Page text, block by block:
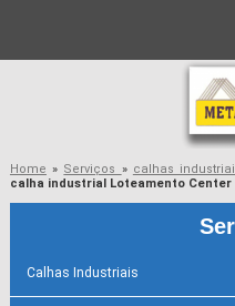
Home » Serviços » calhas
calha industrial Loteamento Center
Calhas Industriais